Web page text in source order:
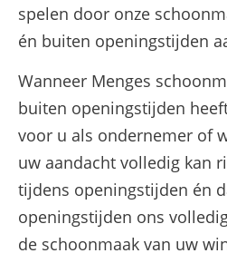
spelen door onze
én buiten openingstijden
Wanneer Menges
buiten openingstijden
voor u als ondernemer of
uw aandacht volledig kan
tijdens openingstijden én
openingstijden ons
de schoonmaak van uw